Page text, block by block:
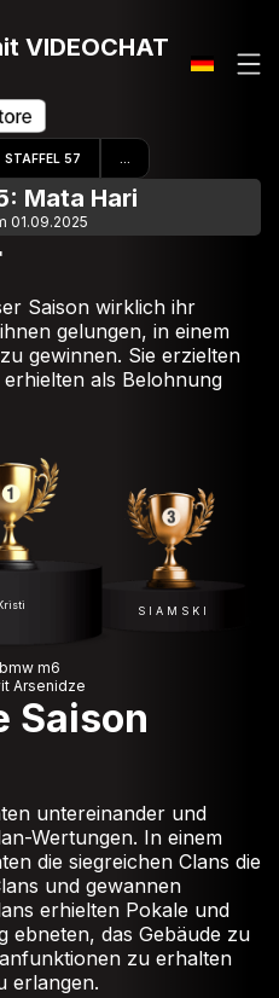
VIDEOCHAT
STAFFEL 57
Mata Hari
01.09.2025
Saison wirklich ihr
gelungen, in einem
gewinnen. Sie erzielten
als Belohnung
S I A M S K I
m6
Arsenidze
Saison
untereinander und
Wertungen. In einem
die siegreichen Clans die
und gewannen
erhielten Pokale und
ebneten, das Gebäude zu
zu erhalten
erlangen.